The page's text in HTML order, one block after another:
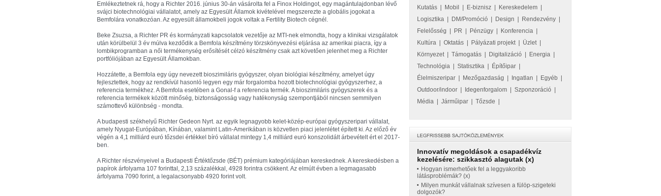
Emlékeztetnek rá, hogy a Richter 2016. június 30-án vásárolta fel a Finox Holdingot, egy magántulajdonban lévő
svájci biotechnológiai vállalatot, amely az Egyesült Államok kivételével megszerezte a globális jogokat a
Bemfolára vonatkozóan. Az egyesült államokbeli jogok voltak a Fertility Biotech cégnél.
Beke Zsuzsa, a Richter PR és kormányzati kapcsolatok vezetője az MTI-nek elmondta, hogy a klinikai vizsgálatok
után körülbelül 3 év múlva kezdődik a Bemfola készítmény törzskönyvezési eljárása az amerikai piacra, így a
lombikprogramban a női termékenység erősítését célzó készítmény csak azt követően jelenhet meg a Richter
portfóliójában az Egyesült Államokban.
Hozzátette, a Bemfola egy úgy nevezett bioszimiláris gyógyszer, olyan biológiai készítmény, amelyet úgy
fejlesztettek, hogy az rendkívül hasonló legyen egy már forgalomba hozott biotechnológiai gyógyszerhez, a
referencia termékhez. A Bemfola esetében a Gonal-f a referencia termék. A bioszimiláris gyógyszerek és a
referencia termékek között minőség, biztonságosság vagy hatékonyság szempontjából nincsen semmilyen
számottevő különbség - mondta.
A budapesti székhelyű Richter Gedeon Nyrt. az egyik legnagyobb kelet-közép-európai gyógyszeripari vállalat,
amely Nyugat-Európában, Kínában, valamint Latin-Amerikában is közvetlen piaci jelenlétet épített ki. Az előző év
végén a 4,1 milliárd euró tőzsdei értékkel bíró vállalat mintegy 1,4 milliárd euró konszolidált árbevételt ért el 2017-
ben.
A Richter részvényeivel a Budapesti Értéktőzsde (BÉT) prémium kategóriájában kereskednek. A kereskedésben a
papírok árfolyama 107 forinttal, 2,13 százalékkal, 4928 forintra csökkent. Az elmúlt évben a legmagasabb
árfolyama 7090 forint, a legalacsonyabb 4920 forint volt.
Kutatás
Mobil E-biznisz Kereskedelem
Logisztika
DM/Promóció Design Rendezvény
Felelősség
PR Pénzügy Konferencia
Kultúra
Oktatás Pályázati projekt| Üzlet|
Környezet| Támogatás Digitalizáció Energia
Technológia
Statisztika Építőipar
Élelmiszeripar
Mezőgazdaság Ingatlan Egyéb
Outdoor/indoor
Idegenforgalom Szponzoráció
Média
Járműipar Tőzsde
Innovatív megoldások a csapadékvíz
kezelésére: szikkasztó alagutak (x)
Hogyan ismerhetőek fel a leggyakoribb
látásproblémák? (x)
Milyen munkát vállalnak szívesen a fülöp-szigeteki
dolgozók?